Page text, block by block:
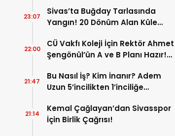
Sivas’ta Buğday Tarlasında
Yangın! 20 Dönüm Alan Küle
23:07
CÜ Vakfı Koleji İçin Rektör Ahmet
Şengönül’ün A ve B Planı Hazır!
Çözmek!
22:00
Bu Nasıl İş? Kim İnanır? Adem
Uzun 5’incilikten 1’inciliğe
21:47
Kemal Çağlayan’dan Sivasspor
İçin Birlik Çağrısı!
21:14